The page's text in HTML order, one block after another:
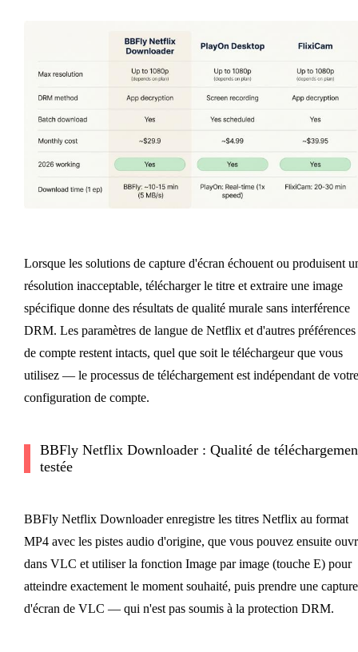
Lorsque les solutions de capture d'écran échouent ou produisent
résolution inacceptable, télécharger le titre et extraire une image
spécifique donne des résultats de qualité murale sans interférence
DRM. Les paramètres de langue de Netflix et d'autres préférences
de compte restent intacts, quel que soit le téléchargeur que vous
utilisez — le processus de téléchargement est indépendant de votre
configuration de compte.
BBFly Netflix Downloader : Qualité de
testée
BBFly Netflix Downloader enregistre les titres Netflix au format
MP4 avec les pistes audio d'origine, que vous pouvez ensuite
dans VLC et utiliser la fonction Image par image (touche E) pour
atteindre exactement le moment souhaité, puis prendre une capture
d'écran de VLC — qui n'est pas soumis à la protection DRM.